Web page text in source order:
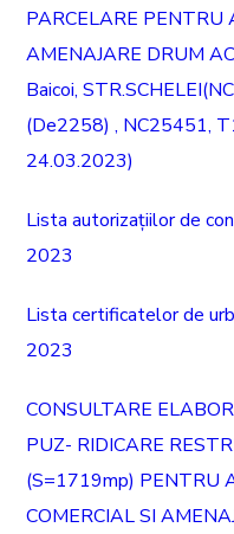
PARCELARE PENTRU
AMENAJARE DRUM
Baicoi,
(De2258) , NC25451,
24.03.2023)
Lista autorizațiilor de
2023
Lista certificatelor de
2023
CONSULTARE
PUZ- RIDICARE
(S=1719mp) PENTRU
COMERCIAL SI